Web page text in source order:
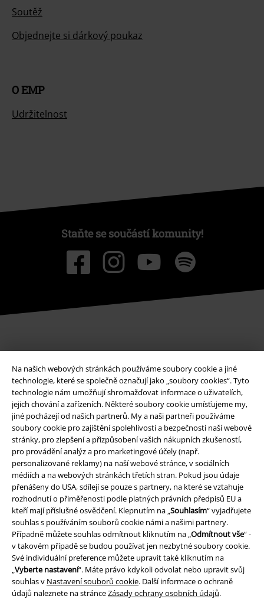
Na našich webových stránkách používáme soubory cookie a jiné
technologie, které se společně označují jako „soubory cookies“. Tyto
technologie nám umožňují shromažďovat informace o uživatelích,
jejich chování a zařízeních. Některé soubory cookie umísťujeme my,
jiné pocházejí od našich partnerů. My a naši partneři používáme
soubory cookie pro zajištění spolehlivosti a bezpečnosti naší webové
stránky, pro zlepšení a přizpůsobení vašich nákupních zkušeností,
pro provádění analýz a pro marketingové účely (např.
personalizované reklamy) na naší webové stránce, v sociálních
médiích a na webových stránkách třetích stran. Pokud jsou údaje
přenášeny do USA, sdílejí se pouze s partnery, na které se vztahuje
rozhodnutí o přiměřenosti podle platných právních předpisů EU a
kteří mají příslušné osvědčení. Klepnutím na „Souhlasím“ vyjadřujete
souhlas s používáním souborů cookie námi a našimi partnery.
Případně můžete souhlas odmítnout kliknutím na „Odmítnout vše“ -
v takovém případě se budou používat jen nezbytné soubory cookie.
Své individuální preference můžete upravit také kliknutím na
„Vyberte nastavení“. Máte právo kdykoli odvolat nebo upravit svůj
souhlas v Nastavení souborů cookie. Další informace o ochraně
údajů naleznete na stránceZásady ochrany osobních údajů.
Soutěž
Objednejte si dárkový poukaz
O EMP
Udržitelnost
Staňte se součástí komunity!
Bankovní převod Platba na dobírku
Doprava
Balíkovna
EMP aplikaci
Stáhněte si novou EMP aplikaci zdarma a využijte všechny nové
funkce a výhody!